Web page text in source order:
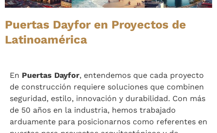
Puertas Dayfor en Proyectos de
Latinoamérica
En Puertas Dayfor, entendemos que cada proyecto
de construcción requiere soluciones que combinen
seguridad, estilo, innovación y durabilidad. Con más
de 50 años en la industria, hemos trabajado
arduamente para posicionarnos como referentes en